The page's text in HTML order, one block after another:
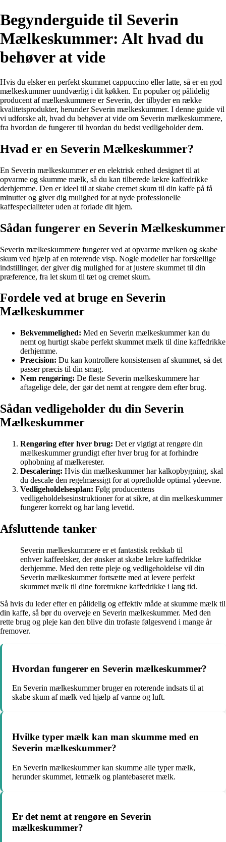
Begynderguide til Severin
Mælkeskummer: Alt hvad du
behøver at vide
Hvis du elsker en perfekt skummet cappuccino eller latte, så er en god
mælkeskummer uundværlig i dit køkken. En populær og pålidelig
producent af mælkeskummere er Severin, der tilbyder en række
kvalitetsprodukter, herunder Severin mælkeskummer. I denne guide vil
vi udforske alt, hvad du behøver at vide om Severin mælkeskummere,
fra hvordan de fungerer til hvordan du bedst vedligeholder dem.
Hvad er en Severin Mælkeskummer?
En Severin mælkeskummer er en elektrisk enhed designet til at
opvarme og skumme mælk, så du kan tilberede lækre kaffedrikke
derhjemme. Den er ideel til at skabe cremet skum til din kaffe på få
minutter og giver dig mulighed for at nyde professionelle
kaffespecialiteter uden at forlade dit hjem.
Sådan fungerer en Severin Mælkeskummer
Severin mælkeskummere fungerer ved at opvarme mælken og skabe
skum ved hjælp af en roterende visp. Nogle modeller har forskellige
indstillinger, der giver dig mulighed for at justere skummet til din
præference, fra let skum til tæt og cremet skum.
Fordele ved at bruge en Severin
Mælkeskummer
Bekvemmelighed: Med en Severin mælkeskummer kan du
nemt og hurtigt skabe perfekt skummet mælk til dine kaffedrikke
derhjemme.
Præcision: Du kan kontrollere konsistensen af skummet, så det
passer præcis til din smag.
Nem rengøring: De fleste Severin mælkeskummere har
aftagelige dele, der gør det nemt at rengøre dem efter brug.
Sådan vedligeholder du din Severin
Mælkeskummer
Rengøring efter hver brug: Det er vigtigt at rengøre din
mælkeskummer grundigt efter hver brug for at forhindre
ophobning af mælkerester.
Descalering: Hvis din mælkeskummer har kalkopbygning, skal
du descale den regelmæssigt for at opretholde optimal ydeevne.
Vedligeholdelsesplan: Følg producentens
vedligeholdelsesinstruktioner for at sikre, at din mælkeskummer
fungerer korrekt og har lang levetid.
Afsluttende tanker
Severin mælkeskummere er et fantastisk redskab til
enhver kaffeelsker, der ønsker at skabe lækre kaffedrikke
derhjemme. Med den rette pleje og vedligeholdelse vil din
Severin mælkeskummer fortsætte med at levere perfekt
skummet mælk til dine foretrukne kaffedrikke i lang tid.
Så hvis du leder efter en pålidelig og effektiv måde at skumme mælk til
din kaffe, så bør du overveje en Severin mælkeskummer. Med den
rette brug og pleje kan den blive din trofaste følgesvend i mange år
fremover.
Hvordan fungerer en Severin mælkeskummer?
En Severin mælkeskummer bruger en roterende indsats til at
skabe skum af mælk ved hjælp af varme og luft.
Hvilke typer mælk kan man skumme med en
Severin mælkeskummer?
En Severin mælkeskummer kan skumme alle typer mælk,
herunder skummet, letmælk og plantebaseret mælk.
Er det nemt at rengøre en Severin
mælkeskummer?